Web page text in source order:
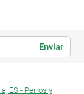
Enviar
ES - Perros y